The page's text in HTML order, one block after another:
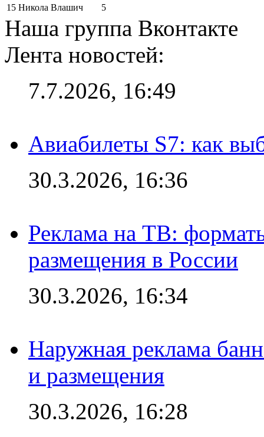
15 Никола Влашич 5
Наша группа Вконтакте
Лента новостей:
7.7.2026, 16:49
Авиабилеты S7: как
30.3.2026, 16:36
Реклама на ТВ:
размещения в России
30.3.2026, 16:34
Наружная реклама
и размещения
30.3.2026, 16:28